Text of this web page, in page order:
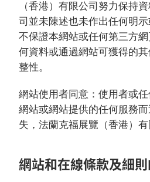
（香港）有限公司努力保持
司並未陳述也未作出任何明
不保證本網站或任何第三方
何資料或通過網站可獲得的
整性。
網站使用者同意：使用者或
網站或網站提供的任何服務
失，法蘭克福展覽（香港）有
網站和在線條款及細